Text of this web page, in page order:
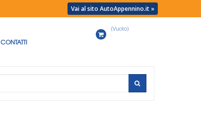
Vai al sito AutoAppennino.it »
CONTATTI
(Vuoto)